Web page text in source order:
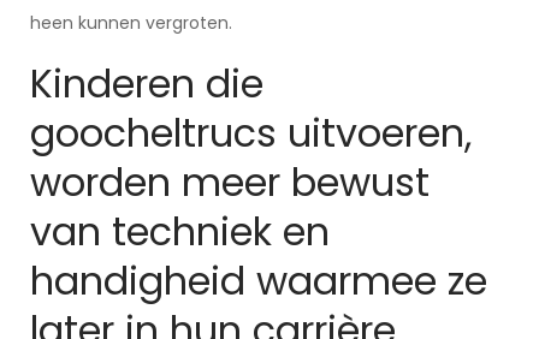
heen kunnen vergroten.
Kinderen die
goocheltrucs uitvoeren,
worden meer bewust
van techniek en
handigheid waarmee ze